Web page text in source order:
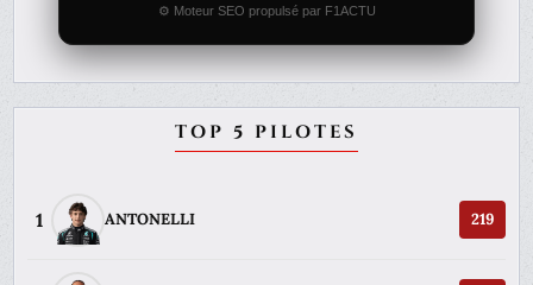
⚙️ Moteur SEO propulsé par F1ACTU
TOP 5 PILOTES
1 ANTONELLI 219